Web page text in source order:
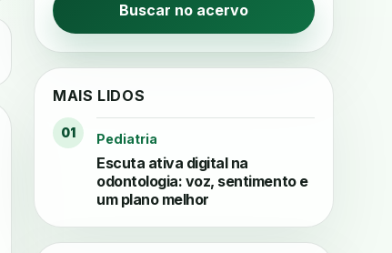
Buscar no acervo
MAIS LIDOS
01 Pediatria
Escuta ativa digital na
odontologia: voz, sentimento e
um plano melhor